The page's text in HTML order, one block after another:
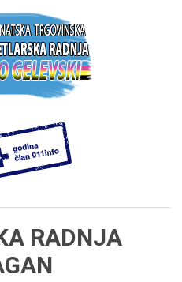
RADNJA